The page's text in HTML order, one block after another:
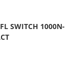
SWITCH 1000N-